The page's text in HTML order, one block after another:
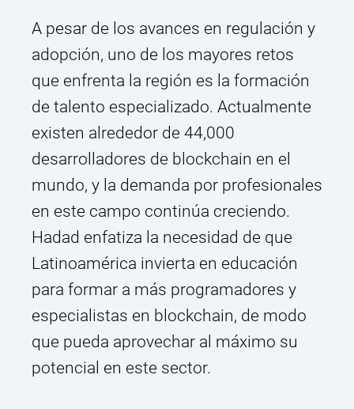
A pesar de los avances en regulación y
adopción, uno de los mayores retos
que enfrenta la región es la formación
de talento especializado. Actualmente
existen alrededor de 44,000
desarrolladores de blockchain en el
mundo, y la demanda por profesionales
en este campo continúa creciendo.
Hadad enfatiza la necesidad de que
Latinoamérica invierta en educación
para formar a más programadores y
especialistas en blockchain, de modo
que pueda aprovechar al máximo su
potencial en este sector.